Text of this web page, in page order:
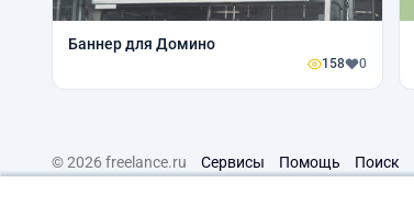
Баннер для Домино
158 0
© 2026 freelance.ru Сервисы Помощь Поиск